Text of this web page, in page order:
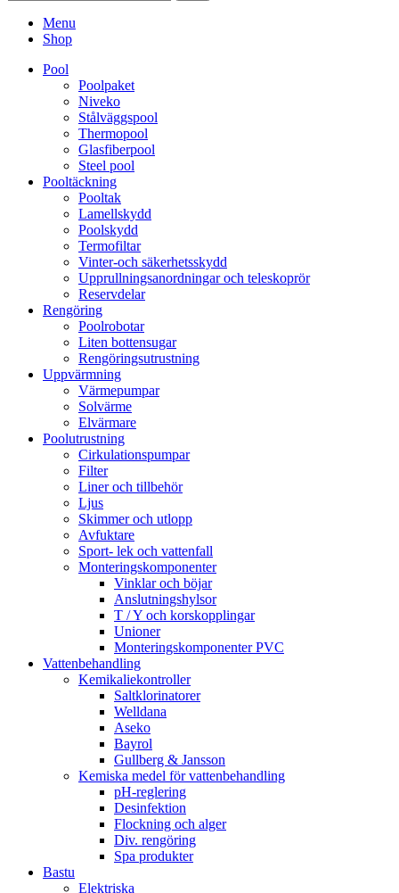
Menu
Shop
Pool
Poolpaket
Niveko
Stålväggspool
Thermopool
Glasfiberpool
Steel pool
Pooltäckning
Pooltak
Lamellskydd
Poolskydd
Termofiltar
Vinter-och säkerhetsskydd
Upprullningsanordningar och teleskoprör
Reservdelar
Rengöring
Poolrobotar
Liten bottensugar
Rengöringsutrustning
Uppvärmning
Värmepumpar
Solvärme
Elvärmare
Poolutrustning
Cirkulationspumpar
Filter
Liner och tillbehör
Ljus
Skimmer och utlopp
Avfuktare
Sport- lek och vattenfall
Monteringskomponenter
Vinklar och böjar
Anslutningshylsor
T / Y och korskopplingar
Unioner
Monteringskomponenter PVC
Vattenbehandling
Kemikaliekontroller
Saltklorinatorer
Welldana
Aseko
Bayrol
Gullberg & Jansson
Kemiska medel för vattenbehandling
pH-reglering
Desinfektion
Flockning och alger
Div. rengöring
Spa produkter
Bastu
Elektriska